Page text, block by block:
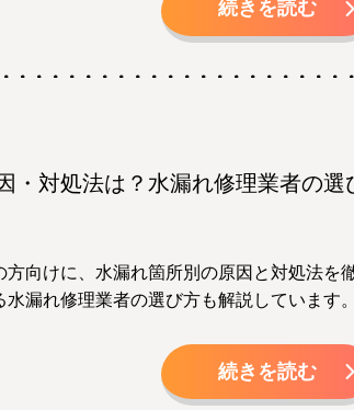
続きを読む
・対処法は？水漏れ修理業者の選
方向けに、水漏れ箇所別の原因と対処法を
水漏れ修理業者の選び方も解説しています
続きを読む